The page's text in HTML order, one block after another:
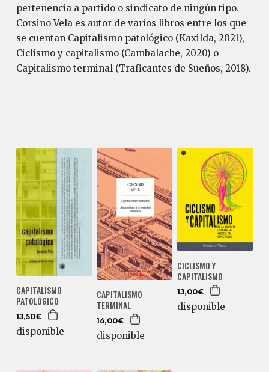
pertenencia a partido o sindicato de ningún tipo.
Corsino Vela es autor de varios libros entre los que
se cuentan Capitalismo patológico (Kaxilda, 2021),
Ciclismo y capitalismo (Cambalache, 2020) o
Capitalismo terminal (Traficantes de Sueños, 2018).
CAPITALISMO
PATOLÓGICO
13,50€
disponible
CAPITALISMO
TERMINAL
16,00€
disponible
CICLISMO Y
CAPITALISMO
13,00€
disponible